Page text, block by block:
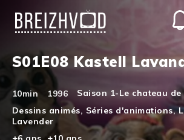
S01E08 Kastell
10min 1996 Saison 1-Le chateau
Dessins animés, Séries d'animations,
Lavender